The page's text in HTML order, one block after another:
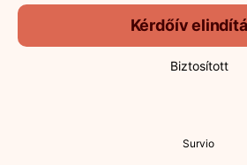
Kérdőív
Biztosított
Survio